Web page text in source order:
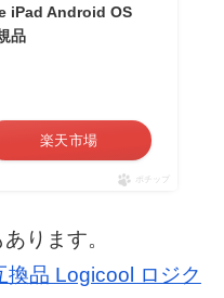
iPad Android OS
品
楽天市場
ポチップ
ります。
換品 Logicool ロジク